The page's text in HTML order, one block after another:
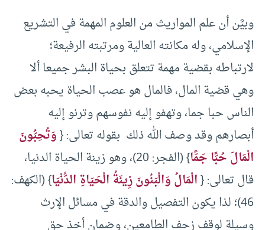
وبيَّن أن علم المواريث من العلوم المهمة في التشريع
الإسلامي، وله مكانته العالية ومرتبته الرفيعة؛
لارتباطه بقضية مهمة تتعلق بحياة البشر جميعا ألا
وهي قضية المال، فالمال هو عصب الحياة يحبه بعض
الناس حبا جما، وتهفو إليه نفوسهم وترنو إليه
أبصارهم وقد وصف الله ذلك بقوله تعالى: {وَتُحِبُّونَ
الْمَالَ حُبًّا جَمًّا
} (الفجر: 20)، وهو زينة الحياة الدنيا،
قال تعالى: {الْمَالُ وَالْبَنُونَ زِينَةُ الْحَيَاةِ الدُّنْيَا} (الكهف:
46)؛ لذا يكون التفصيل والدقة في مسائل الإرث
وسيلة لوقف زحف الطامعين، وضمان أخذ حق